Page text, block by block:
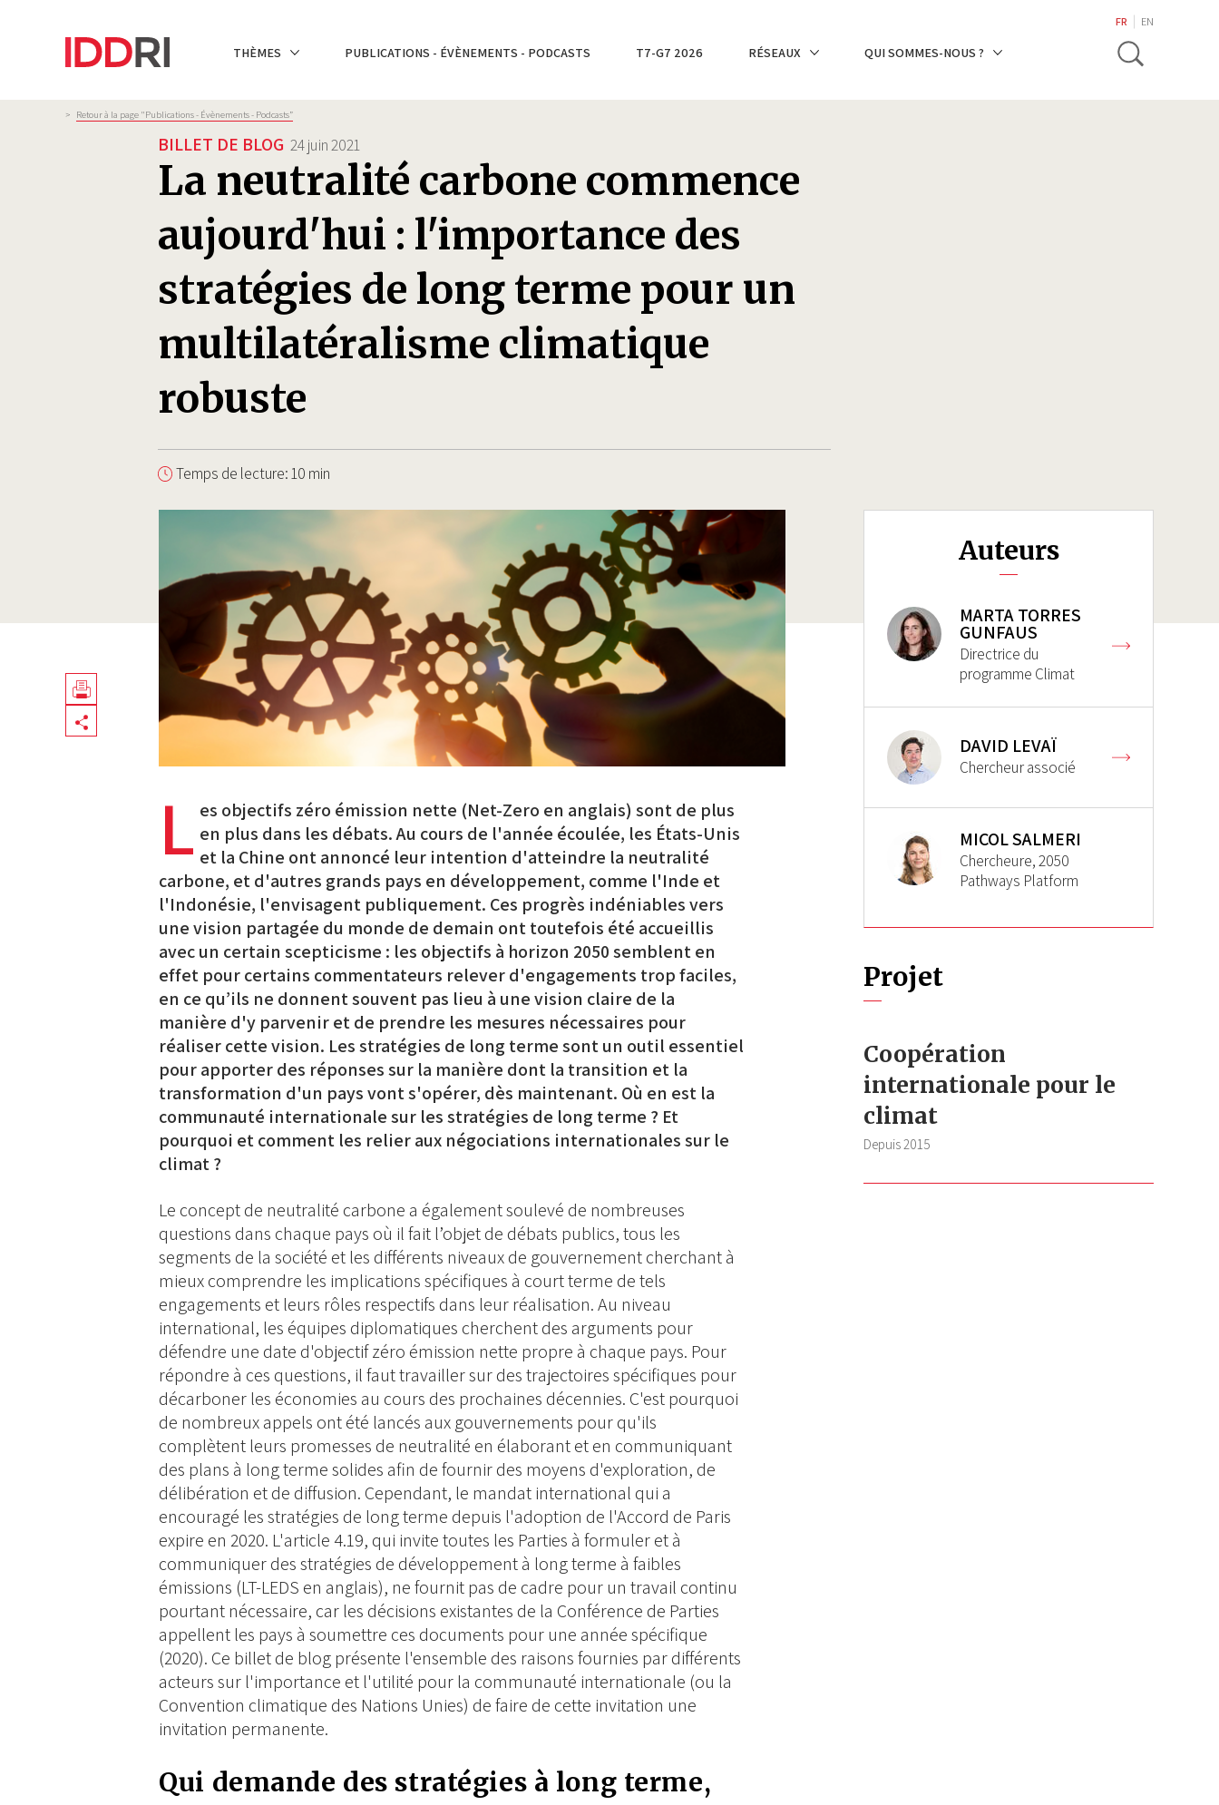
NAVIGATION
THÈMES PUBLICATIONS - ÉVÈNEMENTS - PODCASTS T7-G7 2026 RÉSEAUX QUI SOMMES-NOUS ?
FR EN
Toggle
Fil
d'Ariane
> Retour à la page "Publications - Évènements - Podcasts”
BILLET DE BLOG 24 juin 2021
La neutralité carbone commence
aujourd'hui : l'importance des
stratégies de long terme pour un
multilatéralisme climatique
robuste
Temps de lecture: 10 min
Télécharger
Share
L es objectifs zéro émission nette (Net-Zero en anglais) sont de plus
en plus dans les débats. Au cours de l'année écoulée, les États-Unis
et la Chine ont annoncé leur intention d'atteindre la neutralité
carbone, et d'autres grands pays en développement, comme l'Inde et
l'Indonésie, l'envisagent publiquement. Ces progrès indéniables vers
une vision partagée du monde de demain ont toutefois été accueillis
avec un certain scepticisme : les objectifs à horizon 2050 semblent en
effet pour certains commentateurs relever d'engagements trop faciles,
en ce qu’ils ne donnent souvent pas lieu à une vision claire de la
manière d'y parvenir et de prendre les mesures nécessaires pour
réaliser cette vision. Les stratégies de long terme sont un outil essentiel
pour apporter des réponses sur la manière dont la transition et la
transformation d'un pays vont s'opérer, dès maintenant. Où en est la
communauté internationale sur les stratégies de long terme ? Et
pourquoi et comment les relier aux négociations internationales sur le
climat ?
Le concept de neutralité carbone a également soulevé de nombreuses
questions dans chaque pays où il fait l’objet de débats publics, tous les
segments de la société et les différents niveaux de gouvernement cherchant à
mieux comprendre les implications spécifiques à court terme de tels
engagements et leurs rôles respectifs dans leur réalisation. Au niveau
international, les équipes diplomatiques cherchent des arguments pour
défendre une date d'objectif zéro émission nette propre à chaque pays. Pour
répondre à ces questions, il faut travailler sur des trajectoires spécifiques pour
décarboner les économies au cours des prochaines décennies. C'est pourquoi
de nombreux appels ont été lancés aux gouvernements pour qu'ils
complètent leurs promesses de neutralité en élaborant et en communiquant
des plans à long terme solides afin de fournir des moyens d'exploration, de
délibération et de diffusion. Cependant, le mandat international qui a
encouragé les stratégies de long terme depuis l'adoption de l'Accord de Paris
expire en 2020. L'article 4.19, qui invite toutes les Parties à formuler et à
communiquer des stratégies de développement à long terme à faibles
émissions (LT-LEDS en anglais), ne fournit pas de cadre pour un travail continu
pourtant nécessaire, car les décisions existantes de la Conférence de Parties
appellent les pays à soumettre ces documents pour une année spécifique
(2020). Ce billet de blog présente l'ensemble des raisons fournies par différents
acteurs sur l'importance et l'utilité pour la communauté internationale (ou la
Convention climatique des Nations Unies) de faire de cette invitation une
invitation permanente.
Qui demande des stratégies à long terme,
Auteurs
MARTA TORRES
GUNFAUS
Directrice du
programme Climat
DAVID LEVAÏ
Chercheur associé
MICOL SALMERI
Chercheure, 2050
Pathways Platform
Projet
Coopération
internationale pour le
climat
Depuis2015